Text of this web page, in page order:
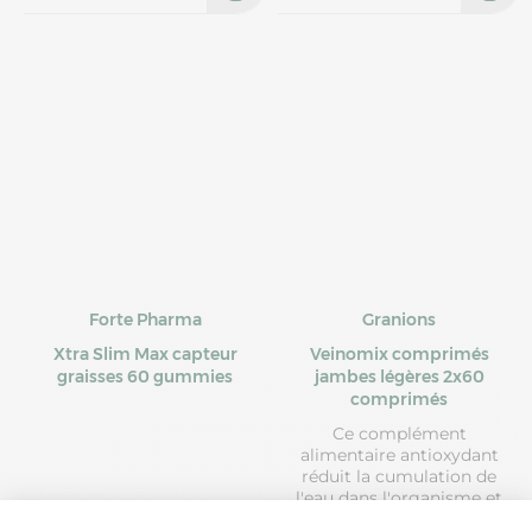
Forte Pharma
Xtra Slim Max capteur
graisses 60 gummies
Granions
Veinomix comprimés
jambes légères 2x60
comprimés
Ce complément
alimentaire antioxydant
réduit la cumulation de
l'eau dans l'organisme et